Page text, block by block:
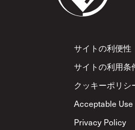
Footer
サイトの利便性
サイトの利用条
クッキーポリシ
Acceptable Use
Privacy Policy